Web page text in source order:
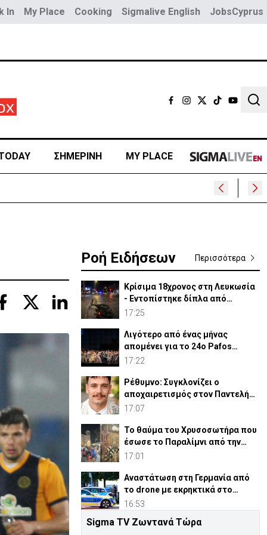
In My Place Cooking Sigmalive English JobsCyprus
ΣΗΜΕΡΙΝΗ MY PLACE
Ροή Ειδήσεων Περισσότερα
Κρίσιμα 18χρονος στη Λευκωσία
- Εντοπίστηκε δίπλα από
ηλεκτρικό ποδήλατο
17:25
Λιγότερο από ένας μήνας
απομένει για το 24ο Pafos
Aphrodite Festival
17:22
Ρέθυμνο: Συγκλονίζει ο
αποχαιρετισμός στον Παντελή
από τον Ιερέα Πατέρα του
17:07
Το θαύμα του Χρυσοσωτήρα που
έσωσε το Παραλίμνι από την
πανώλη (ΦΩΤΟ)
17:01
Αναστάτωση στη Γερμανία από
το drone με εκρηκτικά στο
αεροδρόμιο
16:53
Λιθουανία: Η Ρωσία μπορεί να
Sigma TV Ζωντανά Τώρα